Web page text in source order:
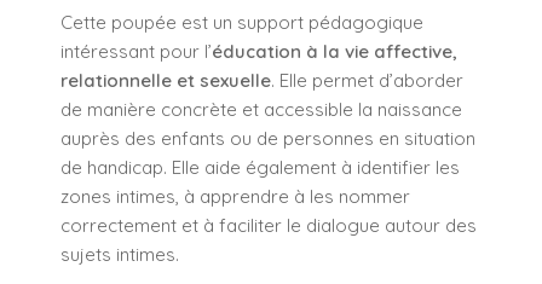
Cette poupée est un support pédagogique
intéressant pour l’éducation à la vie affective,
relationnelle et sexuelle. Elle permet d’aborder
de manière concrète et accessible la naissance
auprès des enfants ou de personnes en situation
de handicap. Elle aide également à identifier les
zones intimes, à apprendre à les nommer
correctement et à faciliter le dialogue autour des
sujets intimes.